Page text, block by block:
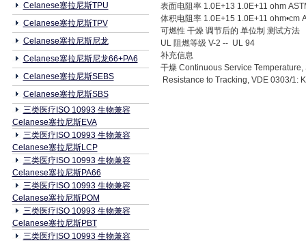
Celanese塞拉尼斯TPU
Celanese塞拉尼斯TPV
Celanese塞拉尼斯尼龙
Celanese塞拉尼斯尼龙66+PA6
Celanese塞拉尼斯SEBS
Celanese塞拉尼斯SBS
三类医疗ISO 10993 生物兼容
Celanese塞拉尼斯EVA
三类医疗ISO 10993 生物兼容
Celanese塞拉尼斯LCP
三类医疗ISO 10993 生物兼容
Celanese塞拉尼斯PA66
三类医疗ISO 10993 生物兼容
Celanese塞拉尼斯POM
三类医疗ISO 10993 生物兼容
Celanese塞拉尼斯PBT
三类医疗ISO 10993 生物兼容
表面电阻率 1.0E+13 1.0E+11 ohm
体积电阻率 1.0E+15 1.0E+11 ohm•cm
可燃性 干燥 调节后的 单位制 测试方法
UL 阻燃等级 V-2 -- UL 94
补充信息
干燥 Continuous Service Temperature,
Resistance to Tracking, VDE 0303/1: